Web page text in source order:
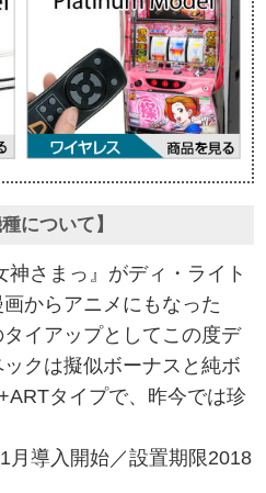
について】
神さまっ』がディ・ライト
からアニメにもなった
タイアップとしてこの度デ
クは擬似ボーナスと純ボ
タイプで、昨今では珍
月導入開始／設置期限2018